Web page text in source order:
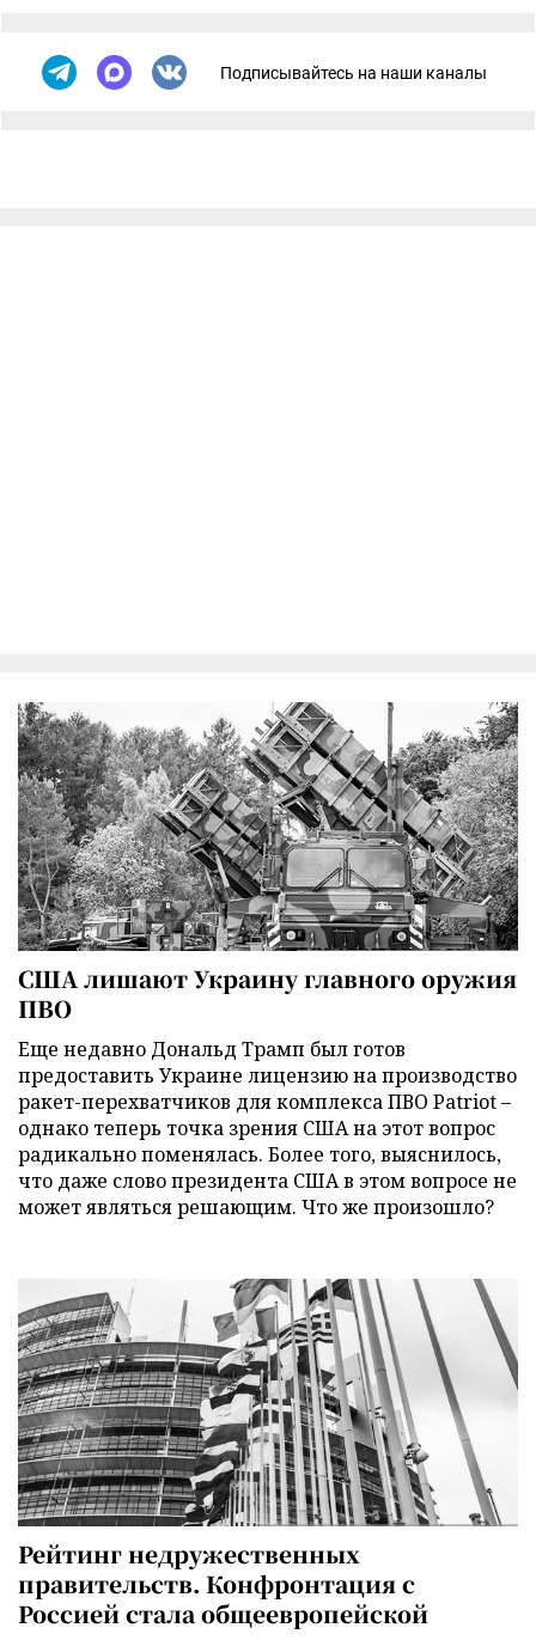
Подписывайтесь на наши каналы
США лишают Украину главного оружия
ПВО
Еще недавно Дональд Трамп был готов
предоставить Украине лицензию на производство
ракет-перехватчиков для комплекса ПВО Patriot –
однако теперь точка зрения США на этот вопрос
радикально поменялась. Более того, выяснилось,
что даже слово президента США в этом вопросе не
может являться решающим. Что же произошло?
Рейтинг недружественных
правительств. Конфронтация с
Россией стала общеевропейской